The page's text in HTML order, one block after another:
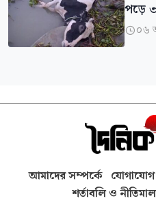
পড়ে
০৬
আমাদের সম্পর্কে যোগাযোগ
শর্তাবলি ও